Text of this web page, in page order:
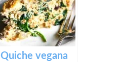
Quiche vegana